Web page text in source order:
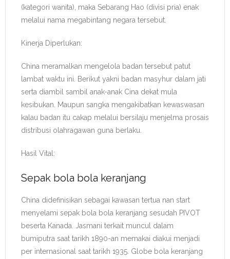
(kategori wanita), maka Sebarang Hao (divisi pria) enak
melalui nama megabintang negara tersebut.
Kinerja Diperlukan:
China meramalkan mengelola badan tersebut patut
lambat waktu ini. Berikut yakni badan masyhur dalam jati
serta diambil sambil anak-anak Cina dekat mula
kesibukan. Maupun sangka mengakibatkan kewaswasan
kalau badan itu cakap melalui bersilaju menjelma prosais
distribusi olahragawan guna berlaku.
Hasil Vital:
Sepak bola bola keranjang
China didefinisikan sebagai kawasan tertua nan start
menyelami sepak bola bola keranjang sesudah PIVOT
beserta Kanada. Jasmani terkait muncul dalam
bumiputra saat tarikh 1890-an memakai diakui menjadi
per internasional saat tarikh 1935. Globe bola keranjang